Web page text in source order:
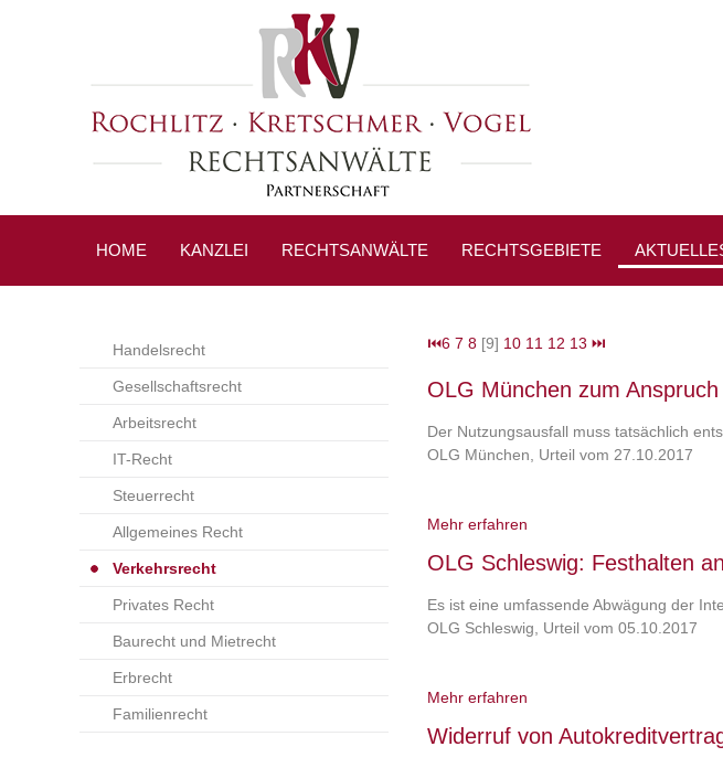
HOME KANZLEI RECHTSANWÄLTE RECHTSGEBIETE
Handelsrecht
Gesellschaftsrecht
Arbeitsrecht
IT-Recht
Steuerrecht
Allgemeines Recht
Verkehrsrecht
Privates Recht
Baurecht und Mietrecht
Erbrecht
Familienrecht
⏮6 7 8 [9] 10 11 12 13 ⏭
OLG München zum Anspruch
Der Nutzungsausfall muss tatsächlich
OLG München, Urteil vom 27.10.2017
Mehr erfahren
OLG Schleswig: Festhalten
Es ist eine umfassende Abwägung der
OLG Schleswig, Urteil vom 05.10.2017
Mehr erfahren
Widerruf von